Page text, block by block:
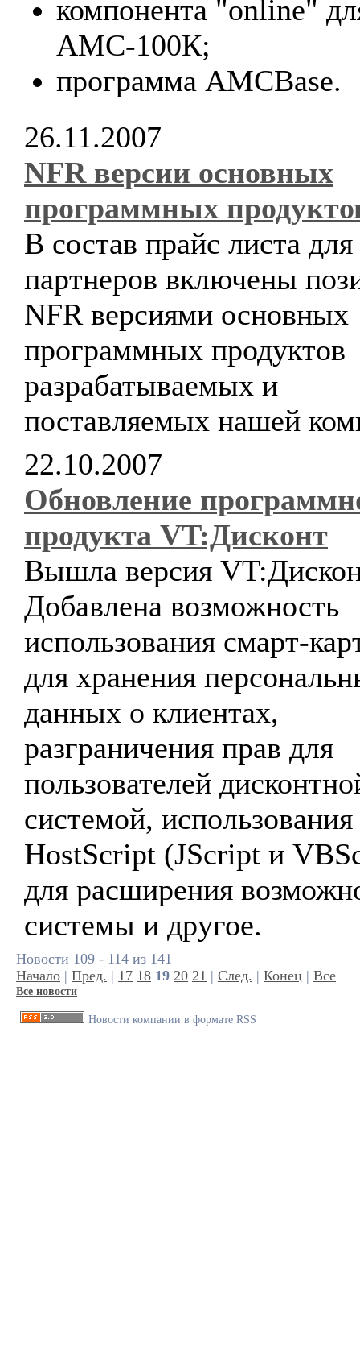
компонента "online"
АМС-100К;
программа AMCBase.
26.11.2007
NFR версии основных
программных
В состав прайс листа для
партнеров включены
NFR версиями основных
программных продуктов
разрабатываемых и
поставляемых нашей
22.10.2007
Обновление
продукта VT:Дисконт
Вышла версия
Добавлена возможность
использования смарт-
для хранения
данных о клиентах,
разграничения прав для
пользователей
системой, использования
HostScript (JScript и
для расширения
системы и другое.
Новости 109 - 114 из 141
Начало | Пред. | 17 18 19 20 21 | След. | Конец | Все
Все новости
Новости компании в формате RSS